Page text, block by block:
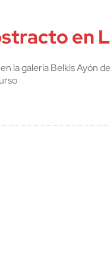
en
la galería Belkis Ayón